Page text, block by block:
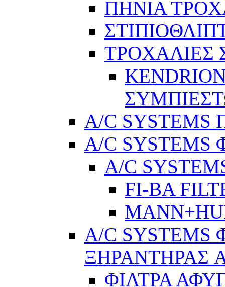
ΠΗΝΙΑ
ΤΡΟΧΑΛΙΕΣ
A/C SYSTEMS
A/C
A/C
FI-BA
A/C
ΞΗΡΑΝΤΗΡΑΣ
ΦΙΛΤΡΑ